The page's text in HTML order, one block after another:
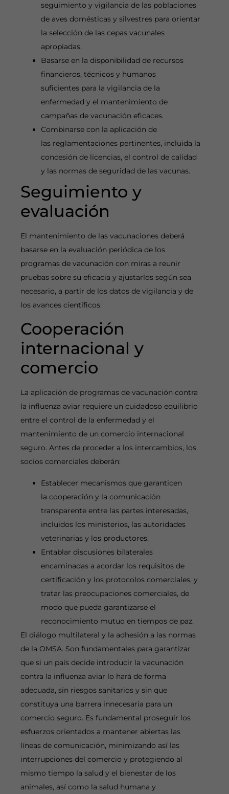
seguimiento y vigilancia de las poblaciones
de aves domésticas y silvestres para orientar
la selección de las cepas vacunales
apropiadas.
Basarse en la disponibilidad de recursos
financieros, técnicos y humanos
suficientes para la vigilancia de la
enfermedad y el mantenimiento de
campañas de vacunación eficaces.
Combinarse con la aplicación de
las reglamentaciones pertinentes, incluida la
concesión de licencias, el control de calidad
y las normas de seguridad de las vacunas.
Seguimiento y
evaluación
El mantenimiento de las vacunaciones deberá
basarse en la evaluación periódica de los
programas de vacunación con miras a reunir
pruebas sobre su eficacia y ajustarlos según sea
necesario, a partir de los datos de vigilancia y de
los avances científicos.
Cooperación
internacional y
comercio
La aplicación de programas de vacunación contra
la influenza aviar requiere un cuidadoso equilibrio
entre el control de la enfermedad y el
mantenimiento de un comercio internacional
seguro. Antes de proceder a los intercambios, los
socios comerciales deberán:
Establecer mecanismos que garanticen
la cooperación y la comunicación
transparente entre las partes interesadas,
incluidos los ministerios, las autoridades
veterinarias y los productores.
Entablar discusiones bilaterales
encaminadas a acordar los requisitos de
certificación y los protocolos comerciales, y
tratar las preocupaciones comerciales, de
modo que pueda garantizarse el
reconocimiento mutuo en tiempos de paz.
El diálogo multilateral y la adhesión a las normas
de la OMSA. Son fundamentales para garantizar
que si un país decide introducir la vacunación
contra la influenza aviar lo hará de forma
adecuada, sin riesgos sanitarios y sin que
constituya una barrera innecesaria para un
comercio seguro. Es fundamental proseguir los
esfuerzos orientados a mantener abiertas las
líneas de comunicación, minimizando así las
interrupciones del comercio y protegiendo al
mismo tiempo la salud y el bienestar de los
animales, así como la salud humana y